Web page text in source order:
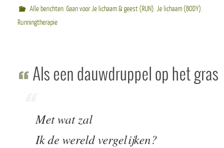
Alle berichten, Gaan voor Je lichaam & geest (RUN), Je lichaam (BODY),
Runningtherapie
Als een dauwdruppel op het gras
Met wat zal
Ik de wereld vergelijken?